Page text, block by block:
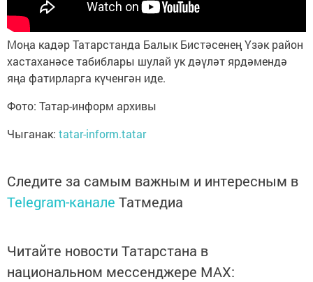
Моңа кадәр Татарстанда Балык Бистәсенең Үзәк район
хастаханәсе табиблары шулай ук дәүләт ярдәмендә
яңа фатирларга күченгән иде.
Фото: Татар-информ архивы
Чыганак: tatar-inform.tatar
Следите за самым важным и интересным в
Telegram-канале Татмедиа
Читайте новости Татарстана в
национальном мессенджере MАХ: